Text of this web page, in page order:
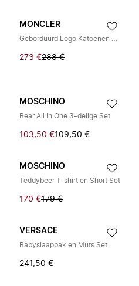
MONCLER
Geborduurd Logo Katoenen Trainingspak
273 €288 €
MOSCHINO
Bear All In One 3-delige Set
103,50 €109,50 €
MOSCHINO
Teddybeer T-shirt en Short Set
170 €179 €
VERSACE
Babyslaappak en Muts Set
241,50 €